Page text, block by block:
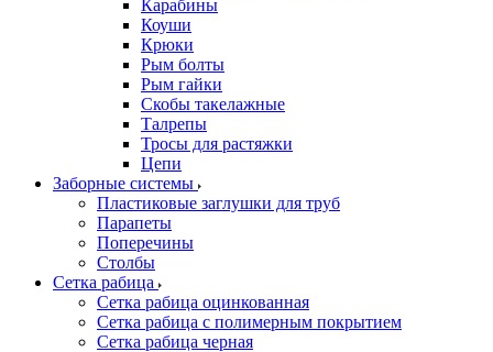
Карабины
Коуши
Крюки
Рым болты
Рым гайки
Скобы такелажные
Талрепы
Тросы для растяжки
Цепи
Заборные системы
Пластиковые заглушки для труб
Парапеты
Поперечины
Столбы
Сетка рабица
Сетка рабица оцинкованная
Сетка рабица с полимерным покрытием
Сетка рабица черная